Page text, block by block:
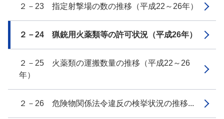
２－23 指定射撃場の数の推移（平成22～26年）
２－24 猟銃用火薬類等の許可状況（平成26年）
２－25 火薬類の運搬数量の推移（平成22～26
年）
２－26 危険物関係法令違反の検挙状況の推移...